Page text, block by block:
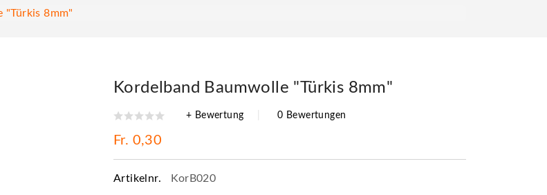
"Türkis 8mm"
Kordelband Baumwolle "Türkis 8mm"
+ Bewertung 0 Bewertungen
Fr. 0,30
Artikelnr. KorB020